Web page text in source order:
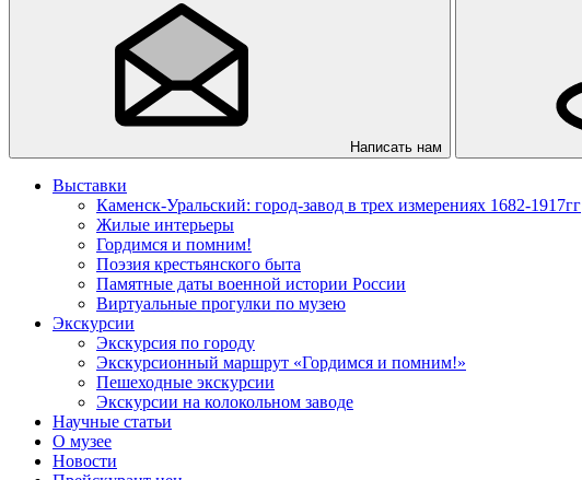
Написать нам
Выставки
Каменск-Уральский: город-завод в трех измерениях 1682-1917гг
Жилые интерьеры
Гордимся и помним!
Поэзия крестьянского быта
Памятные даты военной истории России
Виртуальные прогулки по музею
Экскурсии
Экскурсия по городу
Экскурсионный маршрут «Гордимся и помним!»
Пешеходные экскурсии
Экскурсии на колокольном заводе
Научные статьи
О музее
Новости